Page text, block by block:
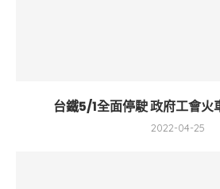
台鐵5/1全面停駛 政府工會火
2022-04-25